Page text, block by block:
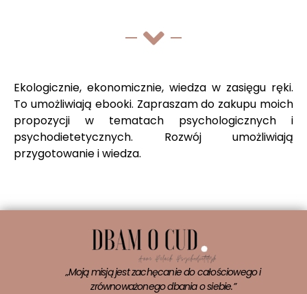
Ekologicznie, ekonomicznie, wiedza w zasięgu ręki.
To umożliwiają ebooki. Zapraszam do zakupu moich
propozycji w tematach psychologicznych i
psychodietetycznych. Rozwój umożliwiają
przygotowanie i wiedza.
„Moją misją jest zachęcanie do całościowego i
zrównoważonego dbania o siebie.”